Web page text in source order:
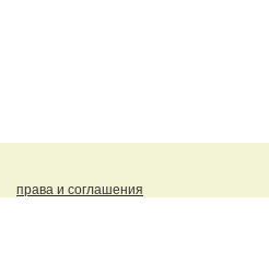
права и соглашения